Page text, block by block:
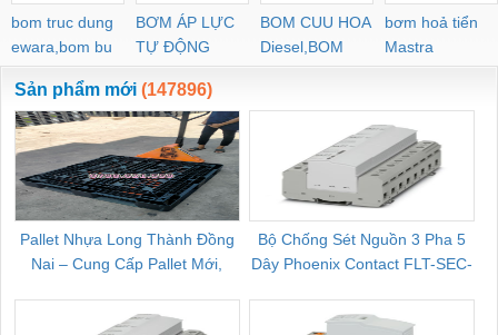
bom truc dung
ewara,bom bu
ewara
BƠM ÁP LỰC
TỰ ĐỘNG
BOM CUU HOA
Diesel,BOM
CHUA CHAY
bơm hoả tiển
Mastra
Sản phẩm mới (147896)
Pallet Nhựa Long Thành Đồng
Nai – Cung Cấp Pallet Mới,
Bộ Chống Sét Nguồn 3 Pha 5
Dây Phoenix Contact FLT-SEC-